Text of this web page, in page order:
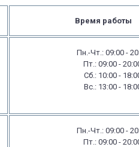
Время работы
Пн.-Чт.: 09:00 -
Пт.: 09:00 -
Сб.: 10:00 -
Вс.: 13:00 -
Пн.-Чт.: 09:00 -
Пт.: 09:00 -